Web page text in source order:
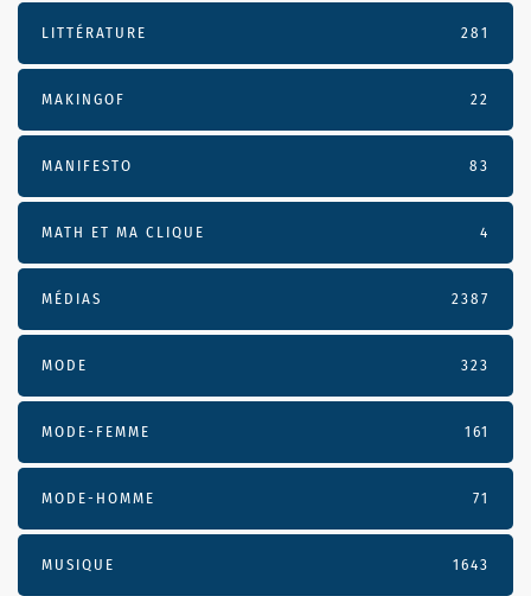
LITTÉRATURE 281
MAKINGOF 22
MANIFESTO 83
MATH ET MA CLIQUE 4
MÉDIAS 2387
MODE 323
MODE-FEMME 161
MODE-HOMME 71
MUSIQUE 1643